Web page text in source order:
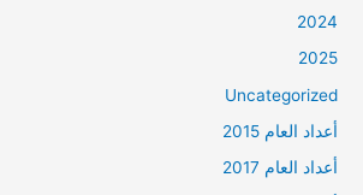
2024
2025
Uncategorized
أعداد العام 2015
أعداد العام 2017